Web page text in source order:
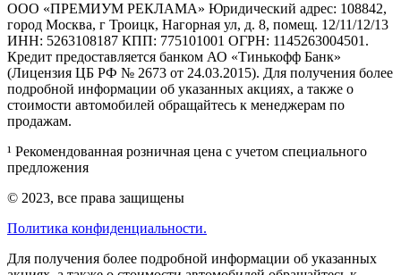
ООО «ПРЕМИУМ РЕКЛАМА» Юридический адрес: 108842,
город Москва, г Троицк, Нагорная ул, д. 8, помещ. 12/11/12/13
ИНН: 5263108187 КПП: 775101001 ОГРН: 1145263004501.
Кредит предоставляется банком АО «Тинькофф Банк»
(Лицензия ЦБ РФ № 2673 от 24.03.2015). Для получения более
подробной информации об указанных акциях, а также о
стоимости автомобилей обращайтесь к менеджерам по
продажам.
¹ Рекомендованная розничная цена с учетом специального
предложения
© 2023, все права защищены
Политика конфиденциальности.
Для получения более подробной информации об указанных